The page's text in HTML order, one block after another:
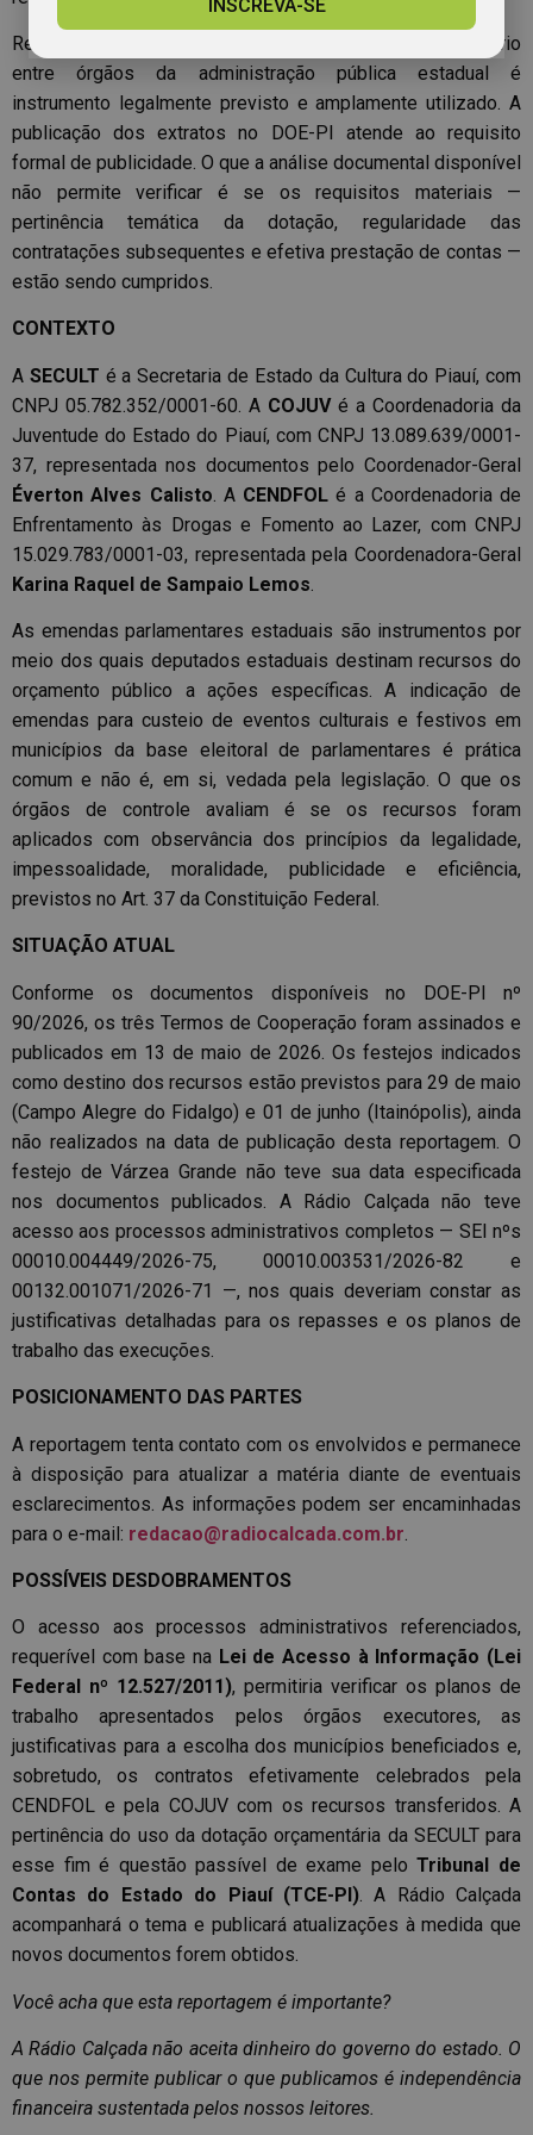
Ressalte-se que a descentralização de crédito orçamentário
entre órgãos da administração pública estadual é
instrumento legalmente previsto e amplamente utilizado. A
publicação dos extratos no DOE-PI atende ao requisito
formal de publicidade. O que a análise documental disponível
não permite verificar é se os requisitos materiais —
pertinência temática da dotação, regularidade das
contratações subsequentes e efetiva prestação de contas —
estão sendo cumpridos.
CONTEXTO
A SECULT é a Secretaria de Estado da Cultura do Piauí, com
CNPJ 05.782.352/0001-60. A COJUVé a Coordenadoria da
Juventude do Estado do Piauí, com CNPJ 13.089.639/0001-
37, representada nos documentos pelo Coordenador-Geral
Éverton Alves Calisto . A CENDFOL é a Coordenadoria de
Enfrentamento às Drogas e Fomento ao Lazer, com CNPJ
15.029.783/0001-03, representada pela Coordenadora-Geral
Karina Raquel de Sampaio Lemos
As emendas parlamentares estaduais são instrumentos por
meio dos quais deputados estaduais destinam recursos do
orçamento público a ações específicas. A indicação de
emendas para custeio de eventos culturais e festivos em
municípios da base eleitoral de parlamentares é prática
comum e não é, em si, vedada pela legislação. O que os
órgãos de controle avaliam é se os recursos foram
aplicados com observância dos princípios da legalidade,
impessoalidade, moralidade, publicidade e eficiência,
previstos no Art. 37 da Constituição Federal.
SITUAÇÃO ATUAL
Conforme os documentos disponíveis no DOE-PI nº
90/2026, os três Termos de Cooperação foram assinados e
publicados em 13 de maio de 2026. Os festejos indicados
como destino dos recursos estão previstos para 29 de maio
(Campo Alegre do Fidalgo) e 01 de junho (Itainópolis), ainda
não realizados na data de publicação desta reportagem. O
festejo de Várzea Grande não teve sua data especificada
nos documentos publicados. A Rádio Calçada não teve
acesso aos processos administrativos completos — SEI nºs
00010.004449/2026-75, 00010.003531/2026-82 e
00132.001071/2026-71 —, nos quais deveriam constar as
justificativas detalhadas para os repasses e os planos de
trabalho das execuções.
POSICIONAMENTO DAS PARTES
A reportagem tenta contato com os envolvidos e permanece
à disposição para atualizar a matéria diante de eventuais
esclarecimentos. As informações podem ser encaminhadas
para o e-mail: redacao@radiocalcada.com.br
POSSÍVEIS DESDOBRAMENTOS
O acesso aos processos administrativos referenciados,
requerível com base na Lei de Acesso à Informação (Lei
Federal nº 12.527/2011), permitiria verificar os planos de
trabalho apresentados pelos órgãos executores, as
justificativas para a escolha dos municípios beneficiados e,
sobretudo, os contratos efetivamente celebrados pela
CENDFOL e pela COJUV com os recursos transferidos. A
pertinência do uso da dotação orçamentária da SECULT para
esse fim é questão passível de exame peloTribunal de
Contas do Estado do Piauí (TCE-PI). A Rádio Calçada
acompanhará o tema e publicará atualizações à medida que
novos documentos forem obtidos.
Você acha que esta reportagem é importante?
A Rádio Calçada não aceita dinheiro do governo do estado. O
que nos permite publicar o que publicamos é independência
financeira sustentada pelos nossos leitores.
INSCREVA-SE